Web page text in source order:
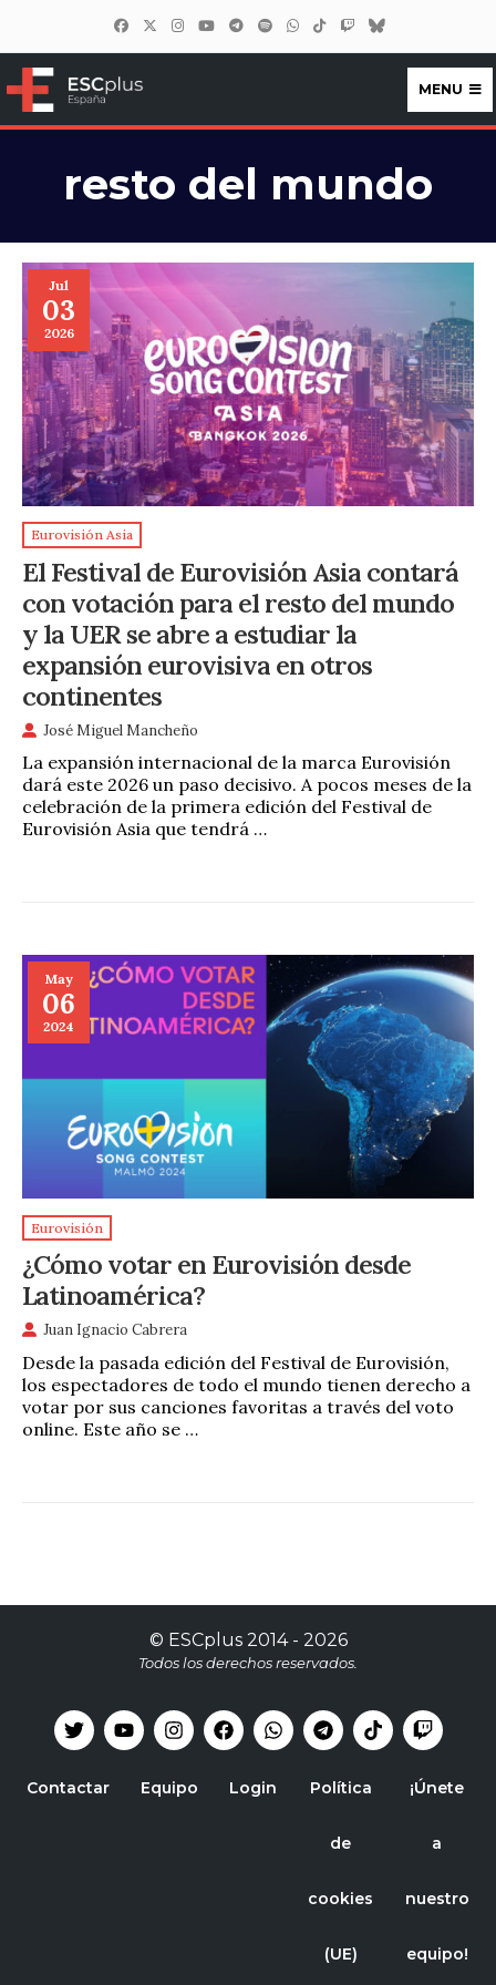
ESCplus España
MENU
resto del mundo
Jul
03
2026
Eurovisión Asia
El Festival de Eurovisión Asia contará
con votación para el resto del mundo
y la UER se abre a estudiar la
expansión eurovisiva en otros
continentes
José Miguel Mancheño
La expansión internacional de la marca Eurovisión
dará este 2026 un paso decisivo. A pocos meses de la
celebración de la primera edición del Festival de
Eurovisión Asia que tendrá …
May
06
2024
Eurovisión
¿Cómo votar en Eurovisión desde
Latinoamérica?
Juan Ignacio Cabrera
Desde la pasada edición del Festival de Eurovisión,
los espectadores de todo el mundo tienen derecho a
votar por sus canciones favoritas a través del voto
online. Este año se …
© ESCplus2014 - 2026
Todos los derechos reservados.
Contactar Equipo Login Política
de
cookies
(UE)
¡Únete
a
nuestro
equipo!